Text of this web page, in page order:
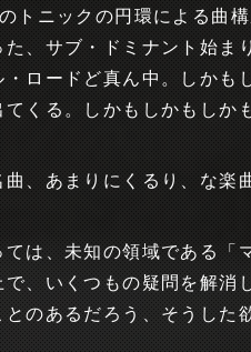
トニックの円環による曲
、サブ・ドミナント始ま
ロードど真ん中。しかも
くる。しかもしかもしか
、あまりにくるり、な楽
は、未知の領域である「
、いくつもの疑問を解消
のあるだろう、そうした